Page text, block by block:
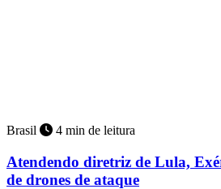
Brasil 4 min de leitura
Atendendo diretriz de Lula,
de drones de ataque